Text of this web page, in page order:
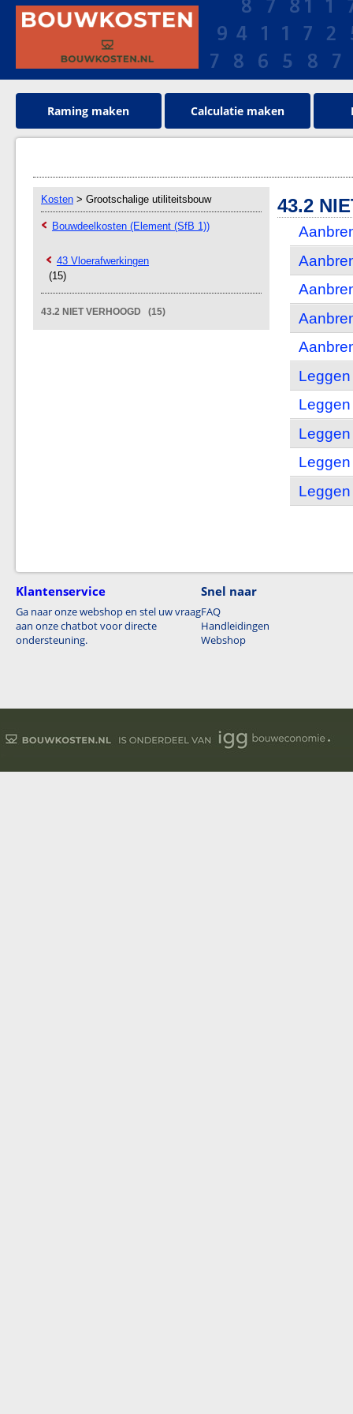
Raming maken Calculatie maken
Kosten > Grootschalige utiliteitsbouw
Bouwdeelkosten (Element (SfB 1))
43 Vloerafwerkingen
(15)
43.2 NIET VERHOOGD (15)
43.2
Klantenservice
Ga naar onze webshop en stel uw vraag
aan onze chatbot voor directe
ondersteuning.
Snel naar
FAQ
Handleidingen
Webshop